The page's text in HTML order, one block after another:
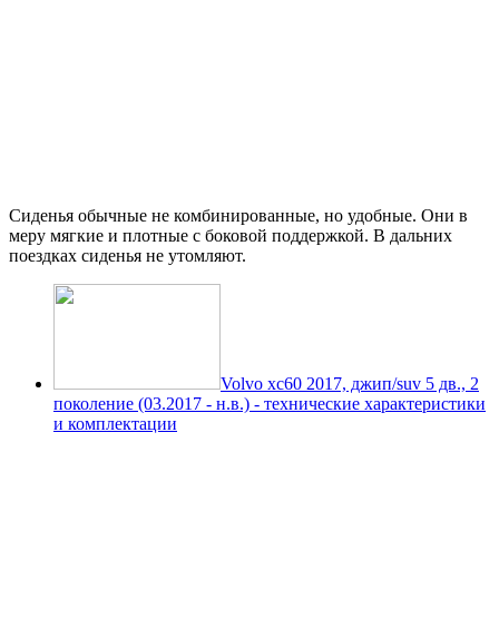
Сиденья обычные не комбинированные, но удобные. Они в
меру мягкие и плотные с боковой поддержкой. В дальних
поездках сиденья не утомляют.
Volvo xc60 2017, джип/suv 5 дв., 2
поколение (03.2017 - н.в.) - технические характеристики
и комплектации